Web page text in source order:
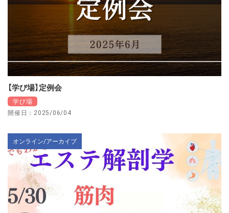
【学び場】定例会
学び場
開催日：2025/06/04
オンライン/アーカイブ